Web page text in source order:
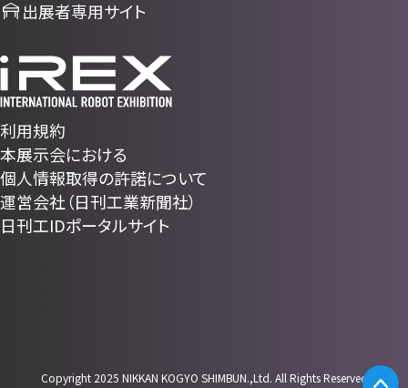
出展者専用サイト
利用規約
本展示会における
個人情報取得の許諾について
運営会社（日刊工業新聞社）
日刊工IDポータルサイト
Copyright 2025 NIKKAN KOGYO SHIMBUN.,Ltd. All Rights Reserved